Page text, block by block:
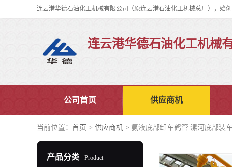
连云港华德石油化工机械
公司首页 供应商机
当前位置： 首页 > 供应商机 > 氨液底部卸车鹤管 漯河底部装
产品分类 Product